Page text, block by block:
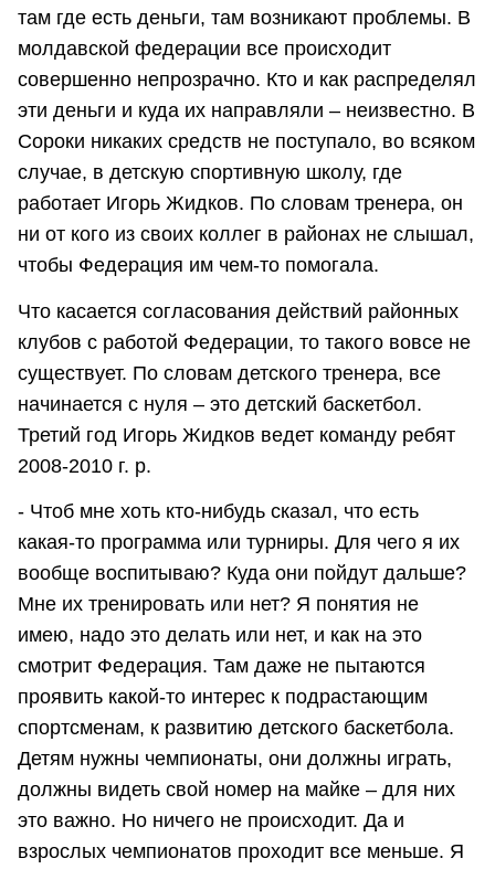
там где есть деньги, там возникают проблемы. В
молдавской федерации все происходит
совершенно непрозрачно. Кто и как распределял
эти деньги и куда их направляли – неизвестно. В
Сороки никаких средств не поступало, во всяком
случае, в детскую спортивную школу, где
работает Игорь Жидков. По словам тренера, он
ни от кого из своих коллег в районах не слышал,
чтобы Федерация им чем-то помогала.
Что касается согласования действий районных
клубов с работой Федерации, то такого вовсе не
существует. По словам детского тренера, все
начинается с нуля – это детский баскетбол.
Третий год Игорь Жидков ведет команду ребят
2008-2010 г. р.
- Чтоб мне хоть кто-нибудь сказал, что есть
какая-то программа или турниры. Для чего я их
вообще воспитываю? Куда они пойдут дальше?
Мне их тренировать или нет? Я понятия не
имею, надо это делать или нет, и как на это
смотрит Федерация. Там даже не пытаются
проявить какой-то интерес к подрастающим
спортсменам, к развитию детского баскетбола.
Детям нужны чемпионаты, они должны играть,
должны видеть свой номер на майке – для них
это важно. Но ничего не происходит. Да и
взрослых чемпионатов проходит все меньше. Я